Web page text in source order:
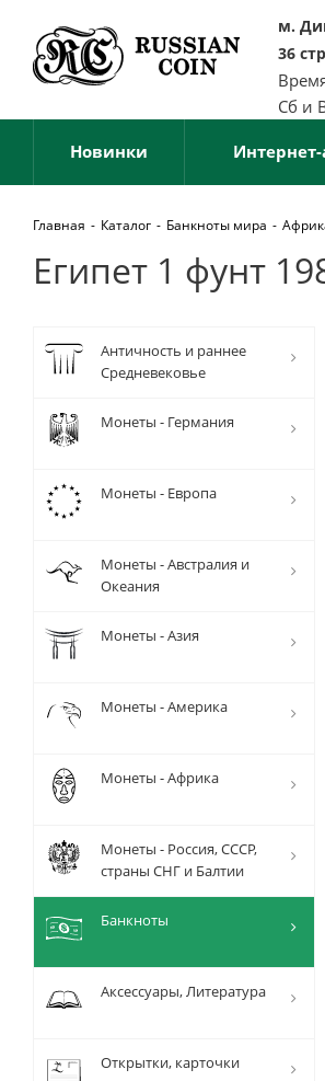
м.
36
Сб и
Новинки
Главная - Каталог - Банкноты мира -
Египет 1 фунт
Античность и раннее
Средневековье
Монеты - Германия
Монеты - Европа
Монеты - Австралия и
Океания
Монеты - Азия
Монеты - Америка
Монеты - Африка
Монеты - Россия, СССР,
страны СНГ и Балтии
Банкноты
Аксессуары, Литература
Открытки, карточки